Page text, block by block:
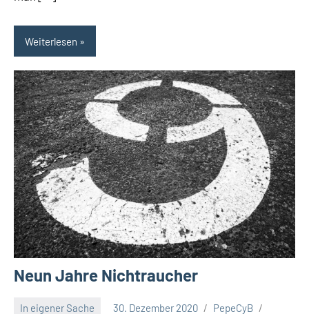
Weiterlesen
Neun Jahre Nichtraucher
In eigener Sache 30. Dezember 2020 PepeCyB